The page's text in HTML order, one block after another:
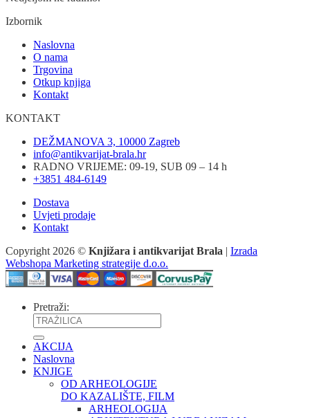
Izbornik
Naslovna
O nama
Trgovina
Otkup knjiga
Kontakt
KONTAKT
DEŽMANOVA 3, 10000 Zagreb
info@antikvarijat-brala.hr
RADNO VRIJEME: 09-19, SUB 09 – 14 h
+3851 484-6149
Dostava
Uvjeti prodaje
Kontakt
Copyright 2026 © Knjižara i antikvarijat Brala | Izrada
Webshopa Marketing strategije d.o.o.
Pretraži:
AKCIJA
Naslovna
KNJIGE
OD ARHEOLOGIJE
DO KAZALIŠTE, FILM
ARHEOLOGIJA